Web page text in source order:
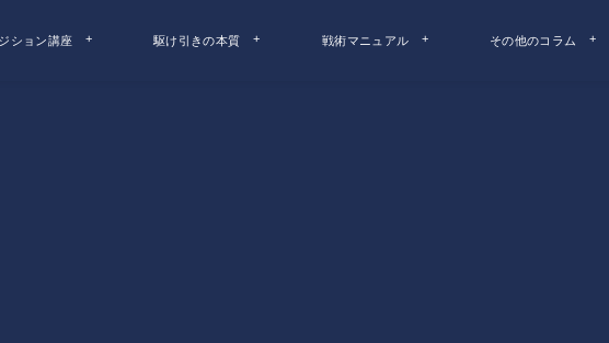
ョン講座 駆け引きの本質 戦術マニュアル その他のコラム